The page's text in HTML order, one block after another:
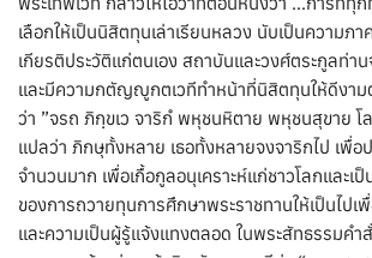
เลือกให้เป็นนิสิตทุนเล่าเรียนหลวง นับเป็นความภา
เกียรติประวัติแก่ตนเอง สถาบันและวงศ์ตระกูลท่า
และมีความกตัญญูกตเวทีทำหน้าที่นิสิตทุนให้ดีงา
ว่า ”จรถ ภิกฺขเว จาริกํ พหุชนหิตาย พหุชนสุขาย โ
แปลว่า ภิกษุทั้งหลาย เธอทั้งหลายจงจาริกไป เพื่อ
จำนวนมาก เพื่อเกื้อกูลอนุเคราะห์แก่ชาวโลกและเ
ของการถวายทุนการศึกษาพระราชทานให้เป็นไปเ
และความเป็นผู้รู้แจ้งแทงตลอด ในพระสัทธรรมคำ